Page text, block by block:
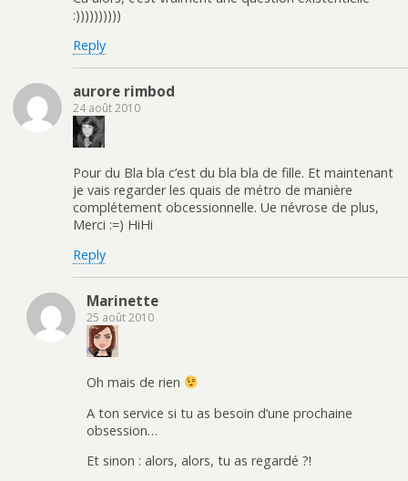
:))))))))))
Reply
aurore rimbod
24 août 2010
Pour du Bla bla c’est du bla bla de fille. Et maintenant
je vais regarder les quais de métro de manière
complétement obcessionnelle. Ue névrose de plus,
Merci :=) HiHi
Reply
Marinette
25 août 2010
Oh mais de rien
A ton service si tu as besoin d’une prochaine
obsession…
Et sinon : alors, alors, tu as regardé ?!